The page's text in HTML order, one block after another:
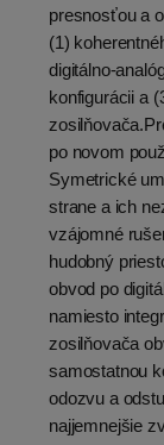
presnosťou a
(1)
digitálno-
konfigurácii a
po novom
Symetrické
strane a ich
vzájomné
hudobný
obvod po
namiesto
zosilňovača
samostatnou
odozvu a
najjemnejšie